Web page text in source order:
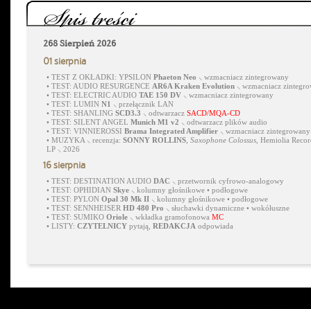
Spis treści
268 Sierpień 2026
01 sierpnia
• TEST Z OKŁADKI: YPSILON Phaeton Neo ⸜ wzmacniacz zintegrowany
• TEST: AUDIO RESURGENCE AR6A Kraken Evolution ⸜ wzmacniacz
• TEST: ELECTRIC AUDIO TAE 150 DV ⸜ wzmacniacz zintegrowany
• TEST: LUMIN N1
⸜ przełącznik LAN
• TEST: SHANLING SCD3.3 ⸜ odtwarzacz SACD/MQA-CD
• TEST: SILENT ANGEL Munich M1 v2 ⸜ odtwarzacz plików audio
• TEST: VINNIEROSSI Brama Integrated Amplifier ⸜ wzmacniacz zintegrowany
• MUZYKA ⸜ recenzja: SONNY ROLLINS Saxophone Colossus , Hemiolia
LP ⸜ 2026
16 sierpnia
• TEST: DESTINATION AUDIO DAC ⸜ przetwornik cyfrowo-analogowy
• TEST: OPHIDIAN Skye ⸜ kolumny głośnikowe • podłogowe
• TEST: PYLON Opal 30 Mk II ⸜ kolumny głośnikowe • podłogowe
• TEST: SENNHEISER HD 480 Pro ⸜ słuchawki dynamiczne • wokółuszne
• TEST: SUMIKO Oriole ⸜ wkładka gramofonowa MC
• LISTY: CZYTELNICY pytają, REDAKCJA odpowiada